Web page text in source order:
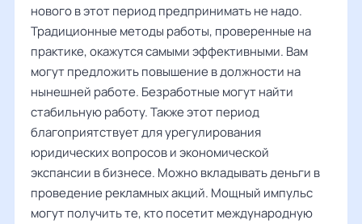
нового в этот период предпринимать не надо.
Традиционные методы работы, проверенные на
практике, окажутся самыми эффективными. Вам
могут предложить повышение в должности на
нынешней работе. Безработные могут найти
стабильную работу. Также этот период
благоприятствует для урегулирования
юридических вопросов и экономической
экспансии в бизнесе. Можно вкладывать деньги в
проведение рекламных акций. Мощный импульс
могут получить те, кто посетит международную